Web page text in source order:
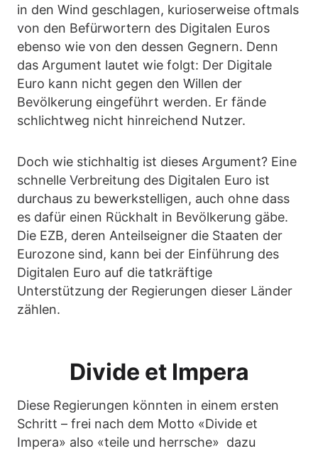
in den Wind geschlagen, kurioserweise oftmals
von den Befürwortern des Digitalen Euros
ebenso wie von den dessen Gegnern. Denn
das Argument lautet wie folgt: Der Digitale
Euro kann nicht gegen den Willen der
Bevölkerung eingeführt werden. Er fände
schlichtweg nicht hinreichend Nutzer.
Doch wie stichhaltig ist dieses Argument? Eine
schnelle Verbreitung des Digitalen Euro ist
durchaus zu bewerkstelligen, auch ohne dass
es dafür einen Rückhalt in Bevölkerung gäbe.
Die EZB, deren Anteilseigner die Staaten der
Eurozone sind, kann bei der Einführung des
Digitalen Euro auf die tatkräftige
Unterstützung der Regierungen dieser Länder
zählen.
Divide et Impera
Diese Regierungen könnten in einem ersten
Schritt – frei nach dem Motto «Divide et
Impera» also «teile und herrsche» dazu